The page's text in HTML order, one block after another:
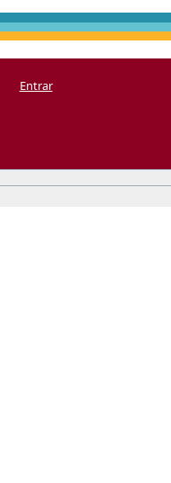
Entrar